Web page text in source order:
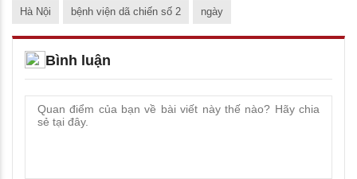
Hà Nội bệnh viện dã chiến số 2 ngày
Bình luận